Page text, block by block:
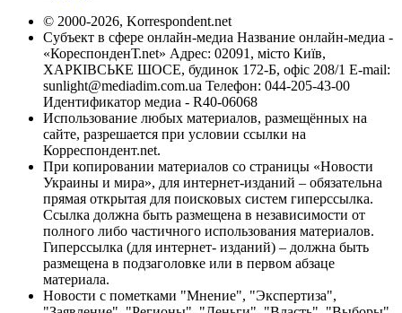
© 2000-2026, Korrespondent.net
Субъект в сфере онлайн-медиа Название онлайн-медиа -
«КореспонденТ.net» Адрес: 02091, місто Київ,
ХАРКІВСЬКЕ ШОСЕ, будинок 172-Б, офіс 208/1 E-mail:
sunlight@mediadim.com.ua Телефон: 044-205-43-00
Идентификатор медиа - R40-06068
Использование любых материалов, размещённых на
сайте, разрешается при условии ссылки на
Корреспондент.net.
При копировании материалов со страницы «Новости
Украины и мира», для интернет-изданий – обязательна
прямая открытая для поисковых систем гиперссылка.
Ссылка должна быть размещена в независимости от
полного либо частичного использования материалов.
Гиперссылка (для интернет- изданий) – должна быть
размещена в подзаголовке или в первом абзаце
материала.
Новости с пометками "Мнение", "Экспертиза",